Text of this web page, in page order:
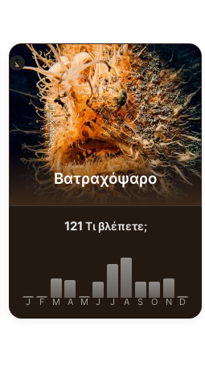
istock-atese
Βατραχόψαρο
121 Τι βλέπετε;
J F M A M J J A S O N D